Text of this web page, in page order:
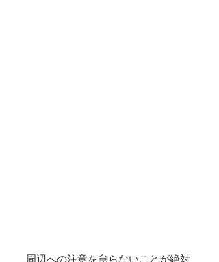
周辺への注意を怠らないことが絶対